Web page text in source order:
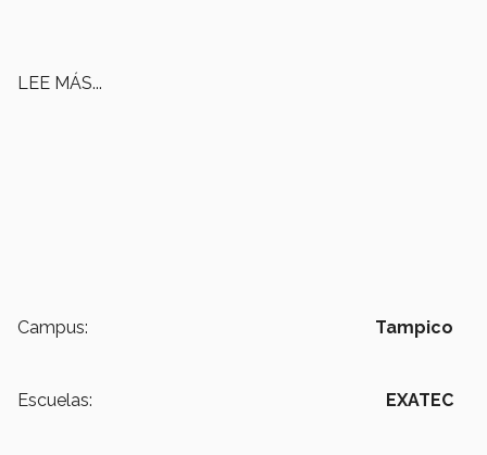
LEE MÁS...
Campus: Tampico
Escuelas: EXATEC